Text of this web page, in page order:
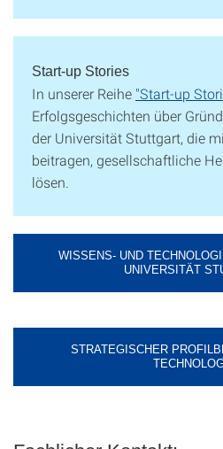
Start-up Stories
In unserer Reihe "Start-up
Erfolgsgeschichten über
der Universität Stuttgart, die
beitragen, gesellschaftliche
lösen.
WISSENS- UND
UNIVERSITÄT
STRATEGISCHER